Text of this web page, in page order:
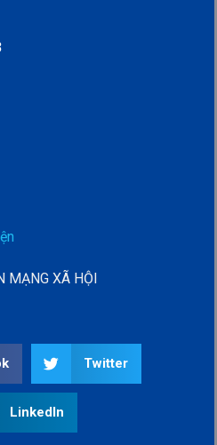
MẠNG XÃ HỘI
Twitter
LinkedIn